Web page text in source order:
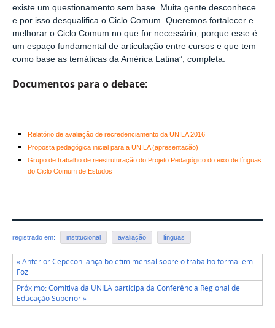
existe um questionamento sem base. Muita gente desconhece
e por isso desqualifica o Ciclo Comum. Queremos fortalecer e
melhorar o Ciclo Comum no que for necessário, porque esse é
um espaço fundamental de articulação entre cursos e que tem
como base as temáticas da América Latina”, completa.
Documentos para o debate:
Relatório de avaliação de recredenciamento da UNILA 2016
Proposta pedagógica inicial para a UNILA (apresentação)
Grupo de trabalho de reestruturação do Projeto Pedagógico do eixo de línguas
do Ciclo Comum de Estudos
registrado em: institucional avaliação línguas
« Anterior Cepecon lança boletim mensal sobre o trabalho formal em
Foz
Próximo: Comitiva da UNILA participa da Conferência Regional de
Educação Superior »